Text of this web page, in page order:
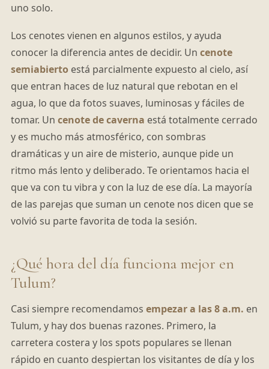
uno solo.
Los cenotes vienen en algunos estilos, y ayuda
conocer la diferencia antes de decidir. Un cenote
semiabierto está parcialmente expuesto al cielo, así
que entran haces de luz natural que rebotan en el
agua, lo que da fotos suaves, luminosas y fáciles de
tomar. Un cenote de caverna está totalmente cerrado
y es mucho más atmosférico, con sombras
dramáticas y un aire de misterio, aunque pide un
ritmo más lento y deliberado. Te orientamos hacia el
que va con tu vibra y con la luz de ese día. La mayoría
de las parejas que suman un cenote nos dicen que se
volvió su parte favorita de toda la sesión.
¿Qué hora del día funciona mejor en
Tulum?
Casi siempre recomendamos empezar a las 8 a.m. en
Tulum, y hay dos buenas razones. Primero, la
carretera costera y los spots populares se llenan
rápido en cuanto despiertan los visitantes de día y los